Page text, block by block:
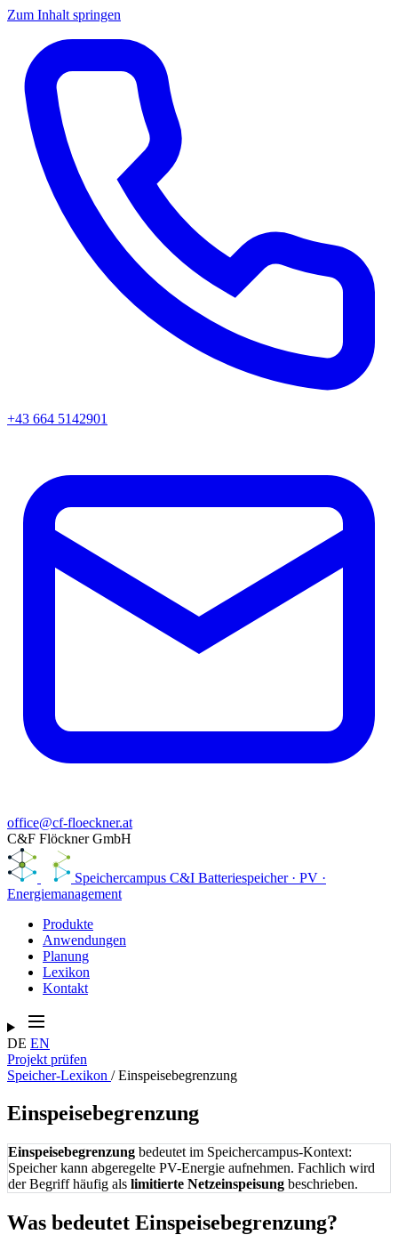
Zum Inhalt springen
+43 664 5142901
office@cf-floeckner.at
C&F Flöckner GmbH
Speichercampus C&I Batteriespeicher · PV ·
Energiemanagement
Produkte
Anwendungen
Planung
Lexikon
Kontakt
DE EN
Projekt prüfen
Speicher-Lexikon /Einspeisebegrenzung
Einspeisebegrenzung
Einspeisebegrenzung bedeutet im Speichercampus-Kontext:
Speicher kann abgeregelte PV-Energie aufnehmen. Fachlich wird
der Begriff häufig als limitierte Netzeinspeisung beschrieben.
Was bedeutet Einspeisebegrenzung?